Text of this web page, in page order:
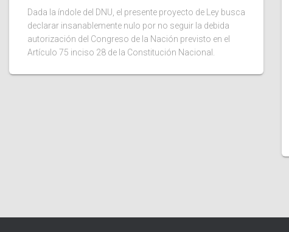
Dada la índole del DNU, el presente proyecto de Ley busca
declarar insanablemente nulo por no seguir la debida
autorización del Congreso de la Nación previsto en el
Artículo 75 inciso 28 de la Constitución Nacional.